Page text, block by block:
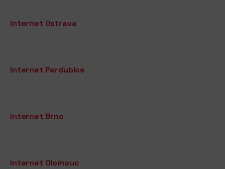
Internet Ostrava
Internet Pardubice
Internet Brno
Internet Olomouc